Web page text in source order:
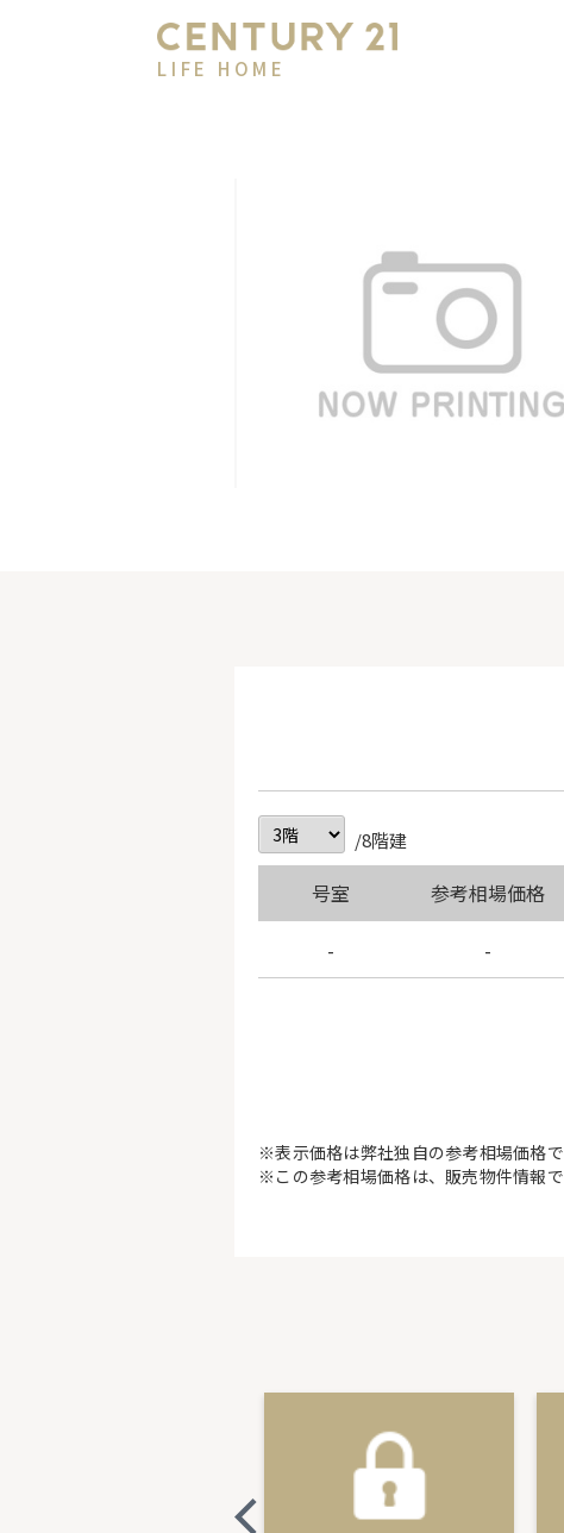
LIFE HOME
/8階建
号室 参考相場価格
-
-
※表示価格は弊社独自の参考相場価格
※この参考相場価格は、販売物件情報で